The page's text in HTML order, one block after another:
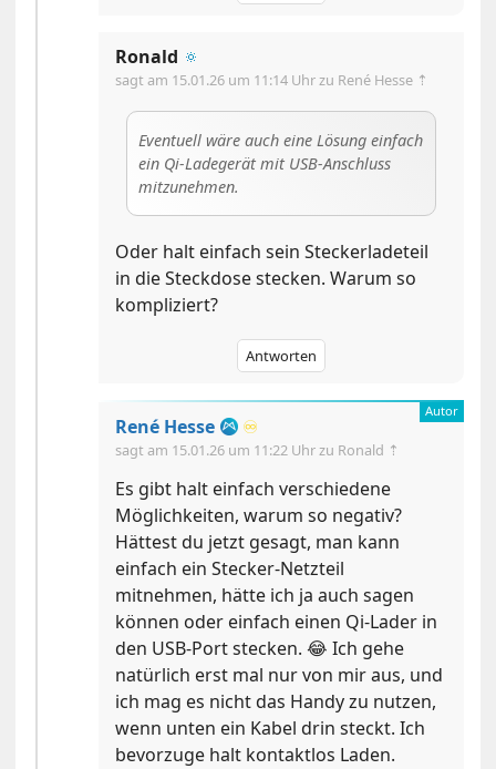
Ronald 🔅
sagt am 15.01.26 um 11:14 Uhrzu René Hesse ⇡
Eventuell wäre auch eine Lösung einfach
ein Qi-Ladegerät mit USB-Anschluss
mitzunehmen.
Oder halt einfach sein Steckerladeteil
in die Steckdose stecken. Warum so
kompliziert?
Antworten
René Hesse ♾️
sagt am 15.01.26 um 11:22 Uhrzu Ronald ⇡
Es gibt halt einfach verschiedene
Möglichkeiten, warum so negativ?
Hättest du jetzt gesagt, man kann
einfach ein Stecker-Netzteil
mitnehmen, hätte ich ja auch sagen
können oder einfach einen Qi-Lader in
den USB-Port stecken. 😂 Ich gehe
natürlich erst mal nur von mir aus, und
ich mag es nicht das Handy zu nutzen,
wenn unten ein Kabel drin steckt. Ich
bevorzuge halt kontaktlos Laden.